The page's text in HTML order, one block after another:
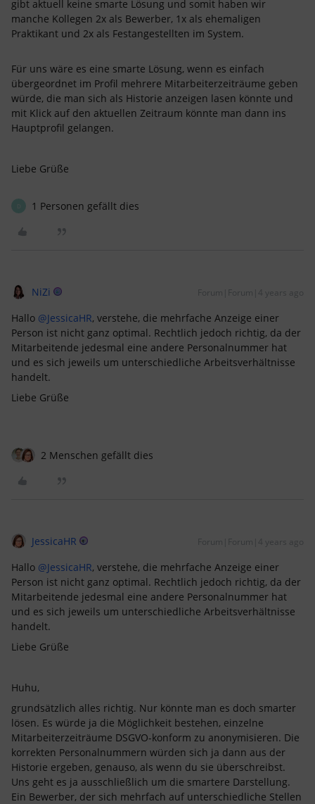
gibt aktuell keine smarte Lösung und somit haben wir
manche Kollegen 2x als Bewerber, 1x als ehemaligen
Praktikant und 2x als Festangestellten im System.
Für uns wäre es eine smarte Lösung, wenn es einfach
übergeordnet im Profil mehrere Mitarbeiterzeiträume geben
würde, die man sich als Historie anzeigen lasen könnte und
mit Klick auf den aktuellen Zeitraum könnte man dann ins
Hauptprofil gelangen.
Liebe Grüße
1 Personen gefällt dies
NiZi Forum|Forum|4 years ago
Hallo @JessicaHR, verstehe, die mehrfache Anzeige einer
Person ist nicht ganz optimal. Rechtlich jedoch richtig, da der
Mitarbeitende jedesmal eine andere Personalnummer hat
und es sich jeweils um unterschiedliche Arbeitsverhältnisse
handelt.
Liebe Grüße
2 Menschen gefällt dies
JessicaHR Forum|Forum|4 years ago
Hallo @JessicaHR, verstehe, die mehrfache Anzeige einer
Person ist nicht ganz optimal. Rechtlich jedoch richtig, da der
Mitarbeitende jedesmal eine andere Personalnummer hat
und es sich jeweils um unterschiedliche Arbeitsverhältnisse
handelt.
Liebe Grüße
Huhu,
grundsätzlich alles richtig. Nur könnte man es doch smarter
lösen. Es würde ja die Möglichkeit bestehen, einzelne
Mitarbeiterzeiträume DSGVO-konform zu anonymisieren. Die
korrekten Personalnummern würden sich ja dann aus der
Historie ergeben, genauso, als wenn du sie überschreibst.
Uns geht es ja ausschließlich um die smartere Darstellung.
Ein Bewerber, der sich mehrfach auf unterschiedliche Stellen